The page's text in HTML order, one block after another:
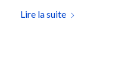
Lire la suite